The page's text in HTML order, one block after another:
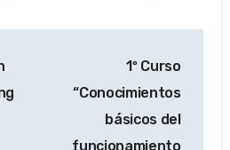
1º Curso
“Conocimientos
básicos del
funcionamiento